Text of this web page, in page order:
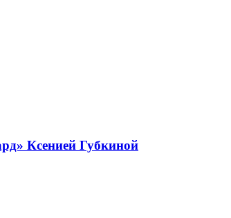
Ксенией Губкиной